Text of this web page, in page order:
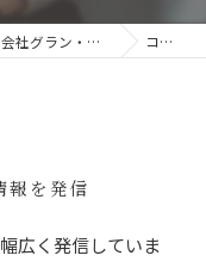
兵庫県神戸市のITコンサルタントなら合同会社グラン・パルティータ コラム
報を発信
広く発信していま